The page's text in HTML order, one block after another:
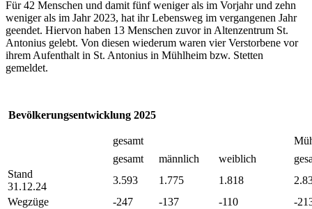
Für 42 Menschen und damit fünf weniger als im Vorjahr und zehn
weniger als im Jahr 2023, hat ihr Lebensweg im vergangenen Jahr
geendet. Hiervon haben 13 Menschen zuvor in Altenzentrum St.
Antonius gelebt. Von diesen wiederum waren vier Verstorbene vor
ihrem Aufenthalt in St. Antonius in Mühlheim bzw. Stetten
gemeldet.
Bevölkerungsentwicklung 2025
gesamt
gesamt
männlich weiblich
Stand
31.12.24
3.593 1.775 1.818
Wegzüge
-247 -137 -110
-